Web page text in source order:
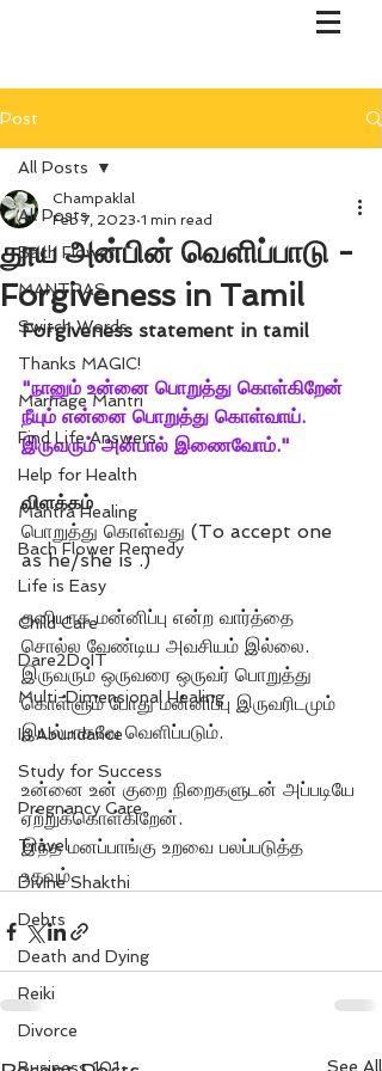
Post
All Posts
Bach Flower
MANTRAS
Switch Words
Thanks MAGIC!
Marriage Mantri
Find Life Answers
Help for Health
Mantra Healing
Bach Flower Remedy
Life is Easy
Child Care
Dare2DoIT
Multi-Dimensional Healing
In Abundance
Study for Success
Pregnancy Care
Travel
Divine Shakthi
Debts
Death and Dying
Reiki
Divorce
All Posts
தூய அன்பின் வெளிப்பாடு -
Forgiveness in Tamil
Champaklal
Feb 7, 2023 1 min read
Forgiveness statement in tamil
"நானும் உன்னை பொறுத்து கொள்கிறேன்
நீயும் என்னை பொறுத்து கொள்வாய்.
இருவரும் அன்பால் இணைவோம்."
விளக்கம்
பொறுத்து கொள்வது (To accept one
as he/she is .)
தனியாக மன்னிப்பு என்ற வார்த்தை
சொல்ல வேண்டிய அவசியம் இல்லை.
இருவரும் ஒருவரை ஒருவர் பொறுத்து
கொள்ளும் போது மன்னிப்பு இருவரிடமும்
இயல்பாகவே வெளிப்படும்.
உன்னை உன் குறை நிறைகளுடன் அப்படியே
ஏற்றுக்கொள்கிறேன்.
இந்த மனப்பாங்கு உறவை பலப்படுத்த
உதவும்.
See All